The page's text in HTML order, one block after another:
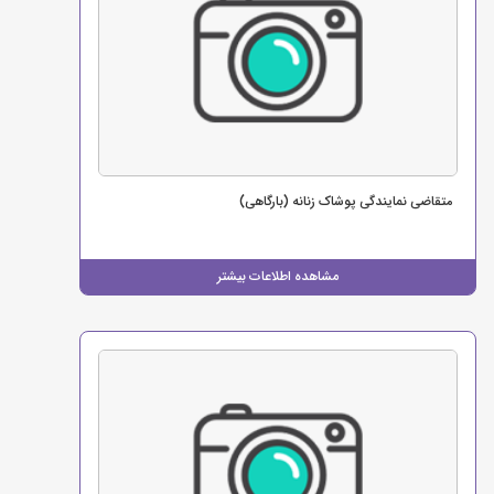
مشاهده اطلاعات بیشتر
متقاضی نمایندگی پوشاک زنانه (بارگاهی)